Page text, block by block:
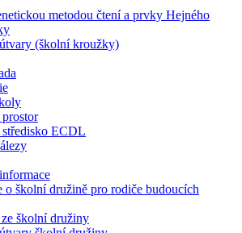
metodou čtení a prvky Hejného
(školní kroužky)
středisko ECDL
o školní družině pro rodiče budoucích
školní družiny